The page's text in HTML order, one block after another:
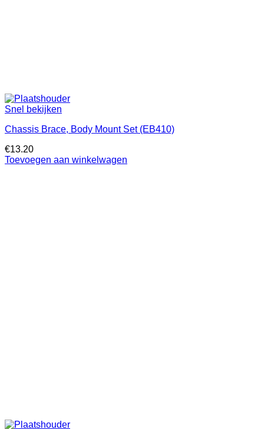
Snel bekijken
Chassis Brace, Body Mount Set (EB410)
€13.20
Toevoegen aan winkelwagen